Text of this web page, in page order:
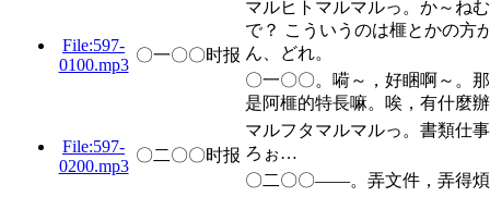
File:597-
0100.mp3
〇一〇〇时报
マルヒトマルマルっ。か～ね
で？ こういうのは榧とかの方
ん、どれ。
〇一〇〇。嗬～，好睏啊～。
是阿榧的特長嘛。唉，有什麼
File:597-
0200.mp3
〇二〇〇时报
マルフタマルマルっ。書類仕
ろぉ…
〇二〇〇——。弄文件，弄得